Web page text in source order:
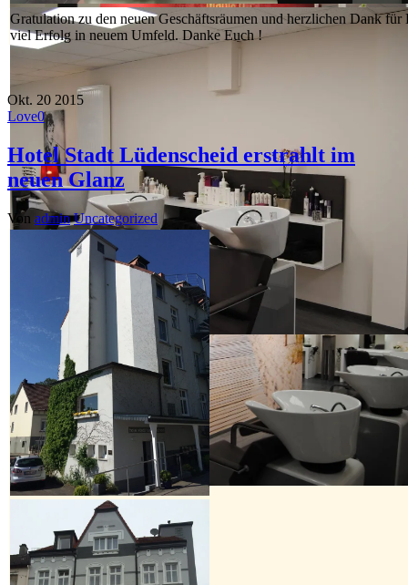
Gratulation zu den neuen Geschäftsräumen und herzlichen Dank
viel Erfolg in neuem Umfeld. Danke Euch !
Okt. 20 2015
Love0
Hotel Stadt Lüdenscheid erstrahlt im
neuen Glanz
Von admin Uncategorized